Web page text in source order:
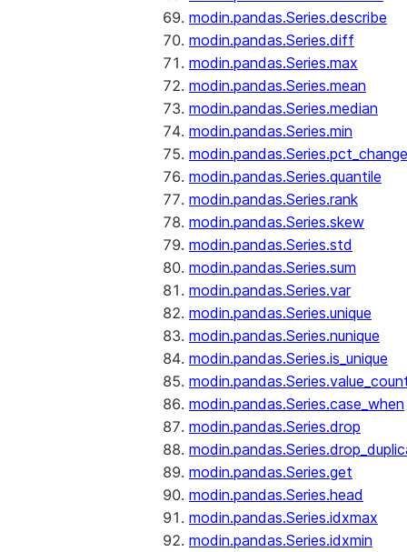
modin.pandas.Series.describe
modin.pandas.Series.diff
modin.pandas.Series.max
modin.pandas.Series.mean
modin.pandas.Series.median
modin.pandas.Series.min
modin.pandas.Series.pct_change
modin.pandas.Series.quantile
modin.pandas.Series.rank
modin.pandas.Series.skew
modin.pandas.Series.std
modin.pandas.Series.sum
modin.pandas.Series.var
modin.pandas.Series.unique
modin.pandas.Series.nunique
modin.pandas.Series.is_unique
modin.pandas.Series.case_when
modin.pandas.Series.drop
modin.pandas.Series.get
modin.pandas.Series.head
modin.pandas.Series.idxmax
modin.pandas.Series.idxmin